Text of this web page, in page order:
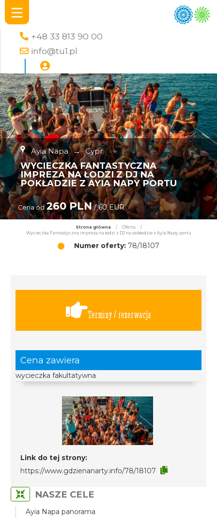
+48 33 813 90 00
info@tu1.pl
Ayia Napa → Cypr
WYCIECZKA FANTASTYCZNA
IMPREZA NA ŁODZI Z DJ NA
POKŁADZIE Z AYIA NAPY PORTU
Cena od 260 PLN/ 60 EUR
Strona główna / Oferta
/
Wycieczka Fantastyczna impreza na łodzi z DJ na pokładzie z Ayia Napy portu
Numer oferty: 78/18107
Terminy / rezerwacja
Cena zawiera
wycieczka fakultatywna
Link do tej strony:
https://www.gdzienanarty.info/78/18107
NASZE CELE
Ayia Napa panorama